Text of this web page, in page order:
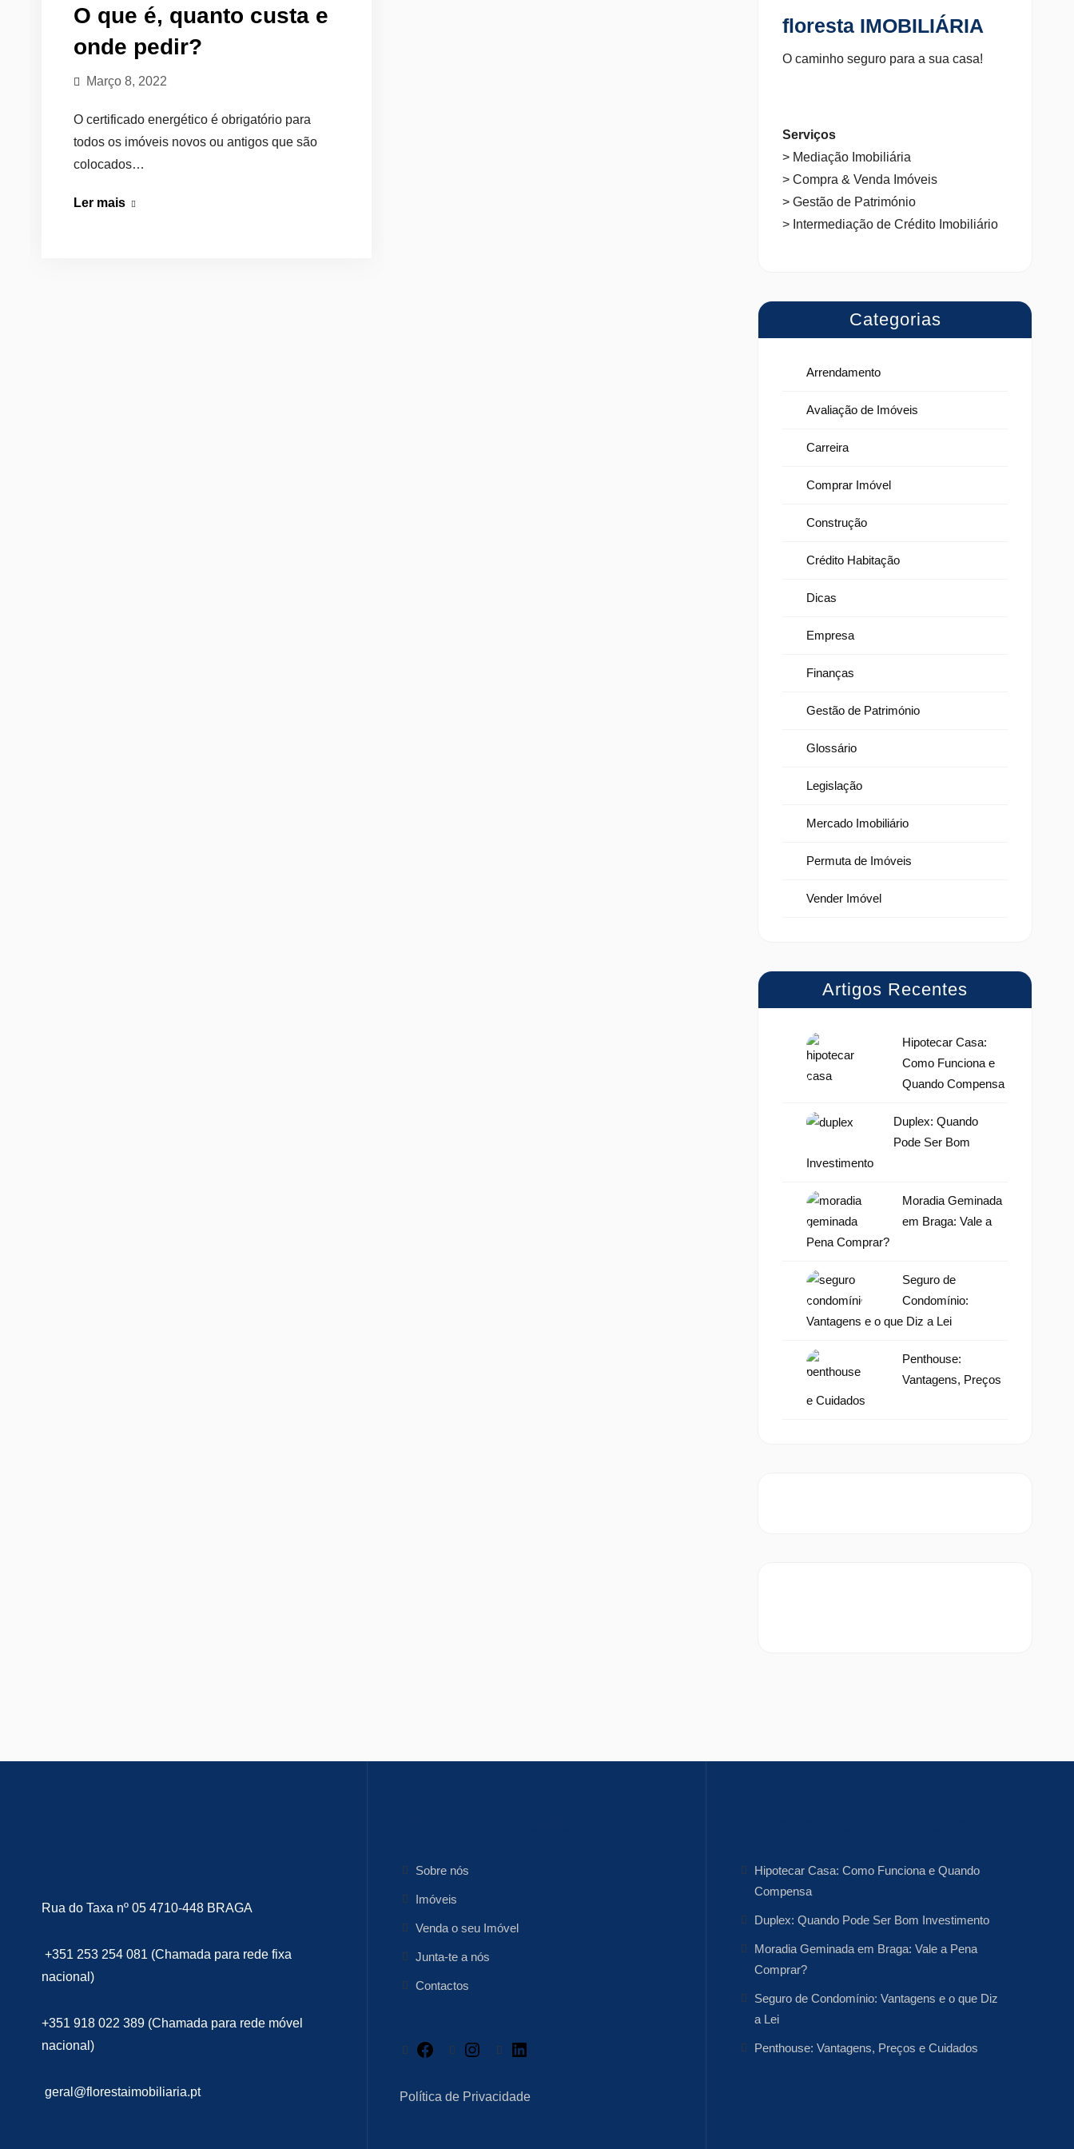
O que é, quanto custa e
onde pedir?
Março 8, 2022
O certificado energético é obrigatório para
todos os imóveis novos ou antigos que são
colocados…
Ler maisCertificado
floresta IMOBILIÁRIA
O caminho seguro para a sua casa!
Serviços
> Mediação Imobiliária
> Compra & Venda Imóveis
> Gestão de Património
> Intermediação de Crédito Imobiliário
Categorias
Arrendamento
Avaliação de Imóveis
Carreira
Comprar Imóvel
Construção
Crédito Habitação
Dicas
Empresa
Finanças
Gestão de Património
Glossário
Legislação
Mercado Imobiliário
Permuta de Imóveis
Vender Imóvel
Artigos Recentes
Hipotecar Casa:
Como Funciona e
Quando Compensa
Duplex: Quando
Pode Ser Bom
Investimento
Moradia Geminada
em Braga: Vale a
Pena Comprar?
Seguro de
Condomínio:
Vantagens e o que Diz a Lei
Penthouse:
Vantagens, Preços
e Cuidados
Rua do Taxa nº 05 4710-448 BRAGA
+351 253 254 081 (Chamada para rede fixa
nacional)
+351 918 022 389 (Chamada para rede móvel
nacional)
geral@florestaimobiliaria.pt
Sobre nós
Imóveis
Venda o seu Imóvel
Junta-te a nós
Contactos
Facebook Instagram
Política de Privacidade
Hipotecar Casa: Como Funciona e Quando
Compensa
Duplex: Quando Pode Ser Bom Investimento
Moradia Geminada em Braga: Vale a Pena
Comprar?
Seguro de Condomínio: Vantagens e o que Diz
a Lei
Penthouse: Vantagens, Preços e Cuidados